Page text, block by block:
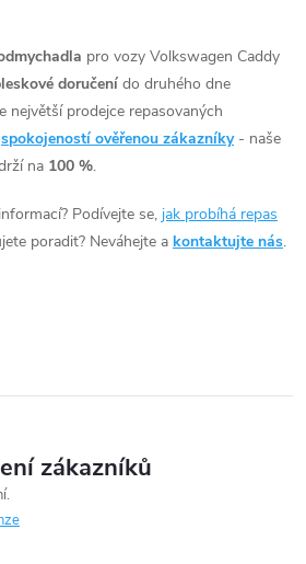
pro vozy Volkswagen Caddy
doručení do druhého dne
největší prodejce repasovaných
spokojeností ověřenou zákazníky - naše
na 100 %.
Podívejte se, jak probíhá repas
poradit? Neváhejte a kontaktujte nás.
zákazníků